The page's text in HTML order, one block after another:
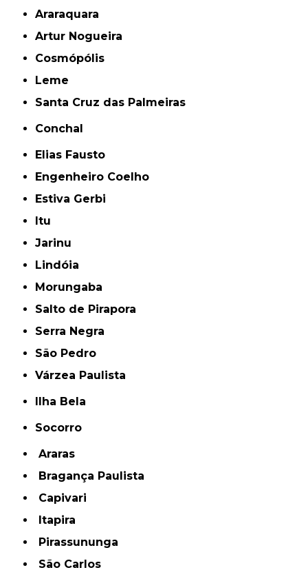
Araraquara
Artur Nogueira
Cosmópólis
Leme
Santa Cruz das Palmeiras
Conchal
Elias Fausto
Engenheiro Coelho
Estiva Gerbi
Itu
Jarinu
Lindóia
Morungaba
Salto de Pirapora
Serra Negra
São Pedro
Várzea Paulista
Ilha Bela
Socorro
Araras
Bragança Paulista
Capivari
Itapira
Pirassununga
São Carlos